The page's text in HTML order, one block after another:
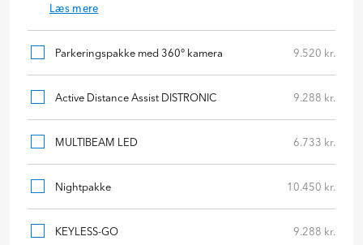
Læs mere
Parkeringspakke med 360° kamera 9.520 kr.
Active Distance Assist DISTRONIC 9.288 kr.
MULTIBEAM LED 6.733 kr.
Nightpakke 10.450 kr.
KEYLESS-GO 9.288 kr.